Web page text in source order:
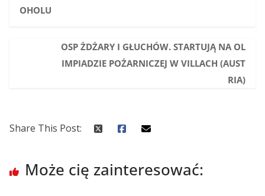
OHOLU
OSP ŻDŻARY I GŁUCHÓW. STARTUJĄ NA OL
IMPIADZIE POŻARNICZEJ W VILLACH (AUST
RIA)
Share This Post:
Może cię zainteresować: